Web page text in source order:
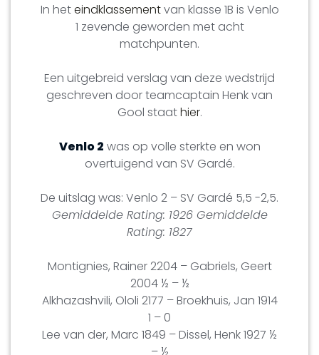
In heteindklassementvan klasse 1B is Venlo
1 zevende geworden met acht
matchpunten.
Een uitgebreid verslag van deze wedstrijd
geschreven door teamcaptain Henk van
Gool staathier.
Venlo 2 was op volle sterkte en won
overtuigend van SV Gardé.
De uitslag was: Venlo 2 – SV Gardé 5,5 -2,5.
Gemiddelde Rating: 1926 Gemiddelde
Rating: 1827
Montignies, Rainer 2204 – Gabriels, Geert
2004 ½ – ½
Alkhazashvili, Ololi 2177 – Broekhuis, Jan 1914
1 – 0
Lee van der, Marc 1849 – Dissel, Henk 1927 ½
– ½